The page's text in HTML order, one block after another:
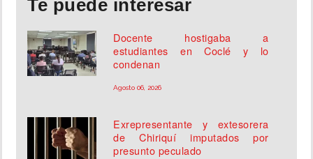
Te puede interesar
Docente hostigaba a
estudiantes en Coclé y lo
condenan
Agosto 06, 2026
Exrepresentante y extesorera
de Chiriquí imputados por
presunto peculado